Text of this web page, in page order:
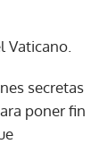
Vaticano.
secretas
poner fin